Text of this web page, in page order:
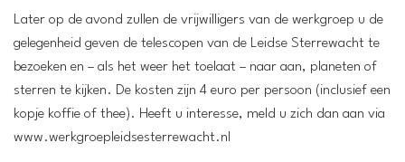
Later op de avond zullen de vrijwilligers van de werkgroep u de
gelegenheid geven de telescopen van de Leidse Sterrewacht te
bezoeken en – als het weer het toelaat – naar aan, planeten of
sterren te kijken. De kosten zijn 4 euro per persoon (inclusief een
kopje koffie of thee). Heeft u interesse, meld u zich dan aan via
www.werkgroepleidsesterrewacht.nl